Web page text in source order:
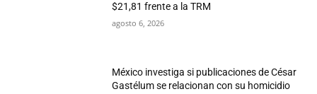
$21,81 frente a la TRM
agosto 6, 2026
México investiga si publicaciones de César
Gastélum se relacionan con su homicidio